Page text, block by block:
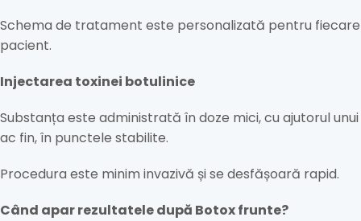
Schema de tratament este personalizată pentru fiecare
pacient.
Injectarea toxinei botulinice
Substanța este administrată în doze mici, cu ajutorul unui
ac fin, în punctele stabilite.
Procedura este minim invazivă și se desfășoară rapid.
Când apar rezultatele după Botox frunte?